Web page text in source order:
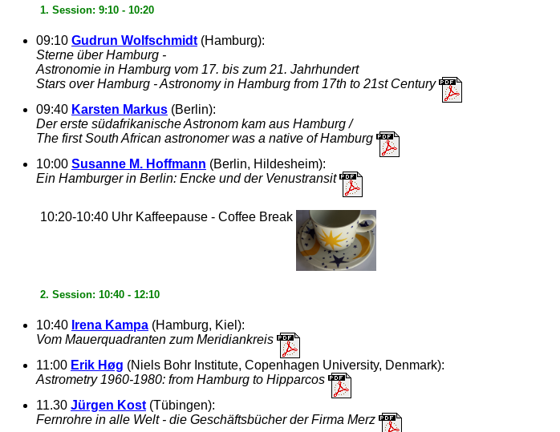
1. Session: 9:10 - 10:20
09:10 Gudrun Wolfschmidt (Hamburg):
Sterne über Hamburg -
Astronomie in Hamburg vom 17. bis zum 21. Jahrhundert
Stars over Hamburg - Astronomy in Hamburg from 17th to 21st Century
09:40 Karsten Markus (Berlin):
Der erste südafrikanische Astronom kam aus Hamburg /
The first South African astronomer was a native of Hamburg
10:00 Susanne M. Hoffmann (Berlin, Hildesheim):
Ein Hamburger in Berlin: Encke und der Venustransit
10:20-10:40 Uhr Kaffeepause - Coffee Break
2. Session: 10:40 - 12:10
10:40 Irena Kampa (Hamburg, Kiel):
Vom Mauerquadranten zum Meridiankreis
11:00 Erik Høg (Niels Bohr Institute, Copenhagen University, Denmark):
Astrometry 1960-1980: from Hamburg to Hipparcos
11.30 Jürgen Kost (Tübingen):
Fernrohre in alle Welt - die Geschäftsbücher der Firma Merz